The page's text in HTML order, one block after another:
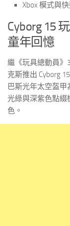
Xbox 模式與
Cyborg 15
童年回憶
繼《玩具總動員》
克斯推出 Cyborg
巴斯光年太空盔
光綠與深紫色點綴
色。